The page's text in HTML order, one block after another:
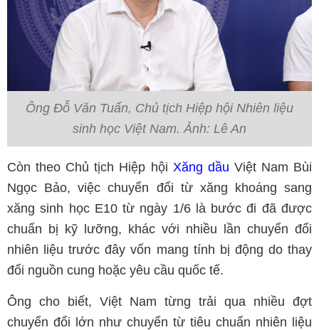
Ông Đỗ Văn Tuấn, Chủ tịch Hiệp hội Nhiên liệu
sinh học Việt Nam. Ảnh: Lê An
Còn theo Chủ tịch Hiệp hội Xăng dầu Việt Nam Bùi
Ngọc Bảo, việc chuyển đổi từ xăng khoáng sang
xăng sinh học E10 từ ngày 1/6 là bước đi đã được
chuẩn bị kỹ lưỡng, khác với nhiều lần chuyển đổi
nhiên liệu trước đây vốn mang tính bị động do thay
đổi nguồn cung hoặc yêu cầu quốc tế.
Ông cho biết, Việt Nam từng trải qua nhiều đợt
chuyển đổi lớn như chuyển từ tiêu chuẩn nhiên liệu